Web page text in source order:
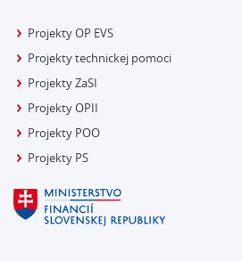
Projekty OP EVS
Projekty technickej pomoci
Projekty ZaSI
Projekty OPII
Projekty POO
Projekty PS